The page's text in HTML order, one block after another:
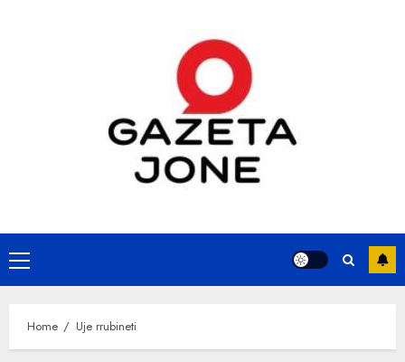
Primary
Menu
Home Uje rrubineti